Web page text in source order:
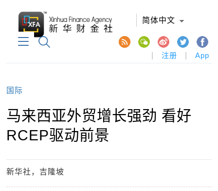
简体中文
注册 App
国际
马来西亚外贸增长强劲 看好
RCEP驱动前景
新华社，吉隆坡